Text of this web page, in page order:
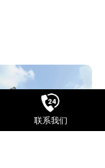
联系我们